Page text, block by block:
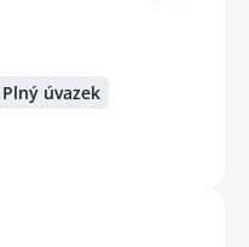
Plný úvazek